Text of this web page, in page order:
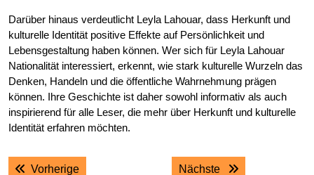
Darüber hinaus verdeutlicht Leyla Lahouar, dass Herkunft und
kulturelle Identität positive Effekte auf Persönlichkeit und
Lebensgestaltung haben können. Wer sich für Leyla Lahouar
Nationalität interessiert, erkennt, wie stark kulturelle Wurzeln das
Denken, Handeln und die öffentliche Wahrnehmung prägen
können. Ihre Geschichte ist daher sowohl informativ als auch
inspirierend für alle Leser, die mehr über Herkunft und kulturelle
Identität erfahren möchten.
Post
VorherigePrevious post: Nächste Next post: